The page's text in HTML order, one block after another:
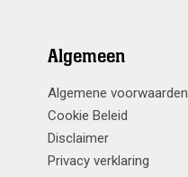
Algemeen
Algemene voorwaarden
Cookie Beleid
Disclaimer
Privacy verklaring